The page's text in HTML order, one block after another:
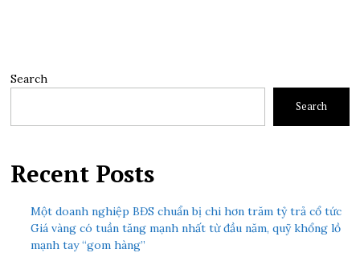
Search
Search
Recent Posts
Một doanh nghiệp BĐS chuẩn bị chi hơn trăm tỷ trả cổ tức
Giá vàng có tuần tăng mạnh nhất từ đầu năm, quỹ khổng lồ
mạnh tay “gom hàng”